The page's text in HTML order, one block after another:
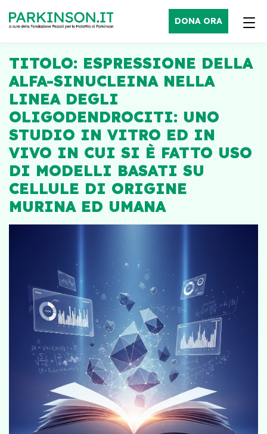
DONA ORA
TITOLO: ESPRESSIONE DELLA
ALFA-SINUCLEINA NELLA
LINEA DEGLI
OLIGODENDROCITI: UNO
STUDIO IN VITRO ED IN
VIVO IN CUI SI È FATTO USO
DI MODELLI BASATI SU
CELLULE DI ORIGINE
MURINA ED UMANA